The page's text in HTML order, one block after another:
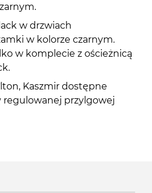
w drzwiach
w kolorze czarnym.
w komplecie z ościeżnicą
Kaszmir dostępne
regulowanej przylgowej